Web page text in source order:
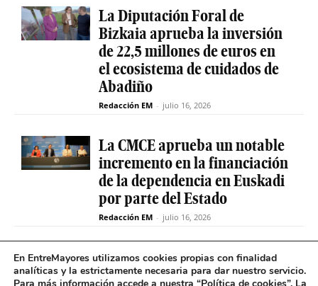
La Diputación Foral de
Bizkaia aprueba la inversión
de 22,5 millones de euros en
el ecosistema de cuidados de
Abadiño
Redacción EM - julio 16, 2026
La CMCE aprueba un notable
incremento en la financiación
de la dependencia en Euskadi
por parte del Estado
Redacción EM - julio 16, 2026
El servicio de teleasistencia
betiON prueba un nuevo
En EntreMayores utilizamos cookies propias con finalidad
analíticas y la estrictamente necesaria para dar nuestro servicio.